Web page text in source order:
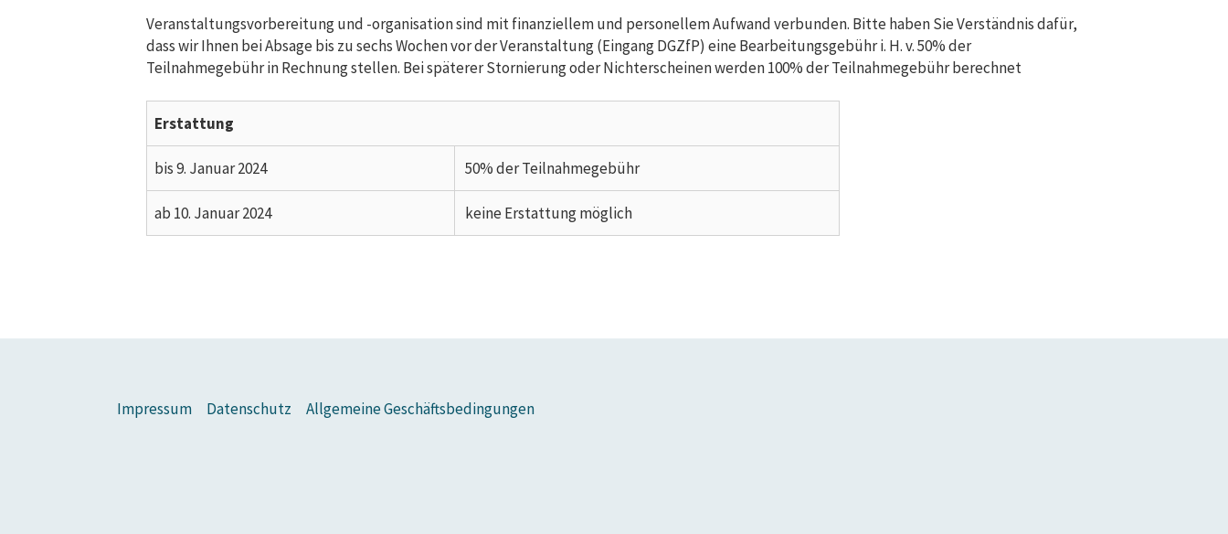
Veranstaltungsvorbereitung und -organisation sind mit finanziellem und personellem Aufwand verbunden. Bitte haben Sie Verständnis dafür,
dass wir Ihnen bei Absage bis zu sechs Wochen vor der Veranstaltung (Eingang DGZfP) eine Bearbeitungsgebühr i. H. v. 50% der
Teilnahmegebühr in Rechnung stellen. Bei späterer Stornierung oder Nichterscheinen werden 100% der Teilnahmegebühr berechnet
Erstattung
bis 9. Januar 2024 50% der Teilnahmegebühr
ab 10. Januar 2024 keine Erstattung möglich
Impressum Datenschutz Allgemeine Geschäftsbedingungen